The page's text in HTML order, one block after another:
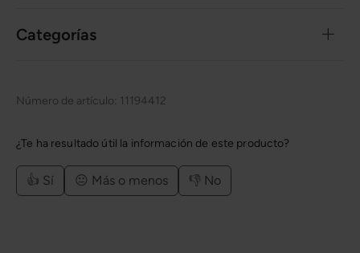
Categorías
Número de artículo: 11194412
¿Te ha resultado útil la información de este producto?
👍 Sí 😐 Más o menos 👎 No